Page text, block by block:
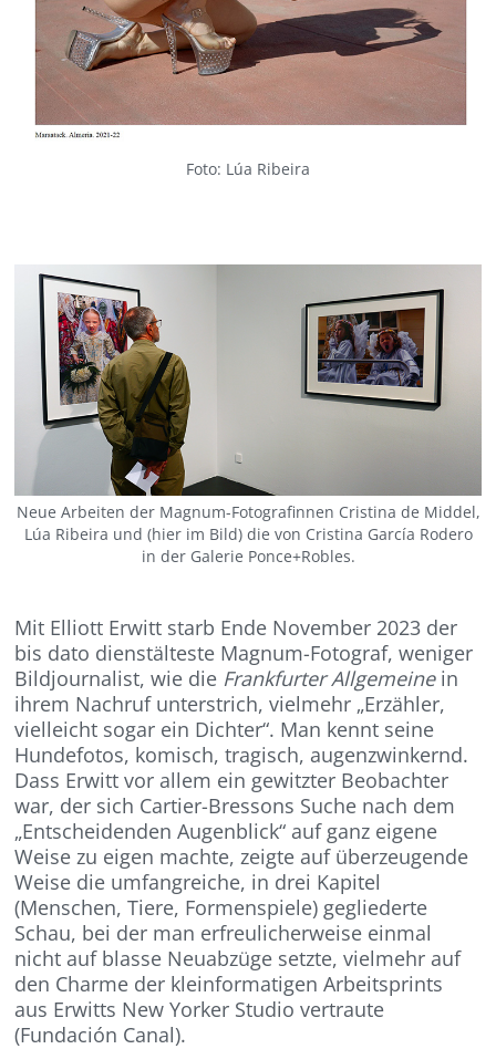
Foto: Lúa Ribeira
Neue Arbeiten der Magnum-Fotografinnen Cristina de Middel,
Lúa Ribeira und (hier im Bild) die von Cristina García Rodero
in der Galerie Ponce+Robles.
Mit Elliott Erwitt starb Ende November 2023 der
bis dato dienstälteste Magnum-Fotograf, weniger
Bildjournalist, wie die Frankfurter Allgemeinein
ihrem Nachruf unterstrich, vielmehr „Erzähler,
vielleicht sogar ein Dichter“. Man kennt seine
Hundefotos, komisch, tragisch, augenzwinkernd.
Dass Erwitt vor allem ein gewitzter Beobachter
war, der sich Cartier-Bressons Suche nach dem
„Entscheidenden Augenblick“ auf ganz eigene
Weise zu eigen machte, zeigte auf überzeugende
Weise die umfangreiche, in drei Kapitel
(Menschen, Tiere, Formenspiele) gegliederte
Schau, bei der man erfreulicherweise einmal
nicht auf blasse Neuabzüge setzte, vielmehr auf
den Charme der kleinformatigen Arbeitsprints
aus Erwitts New Yorker Studio vertraute
(Fundación Canal).